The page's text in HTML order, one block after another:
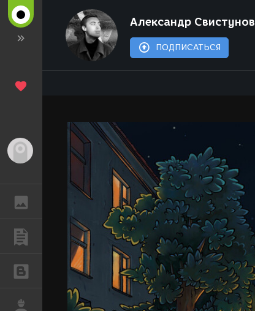
ПУБЛИКАЦИИ
БЛОГИ
РАБОТА
Александр Свистунов
ПОДПИСАТЬСЯ